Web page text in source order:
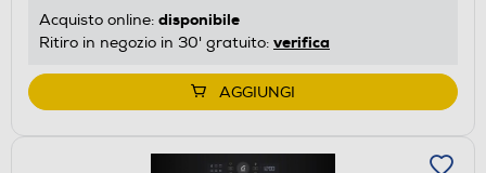
Acquisto online: disponibile
Ritiro in negozio in 30' gratuito: verifica
AGGIUNGI